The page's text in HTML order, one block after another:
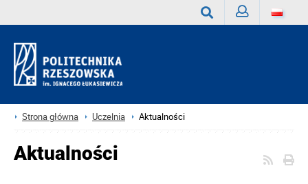
Strona główna Uczelnia Aktualności
Aktualności